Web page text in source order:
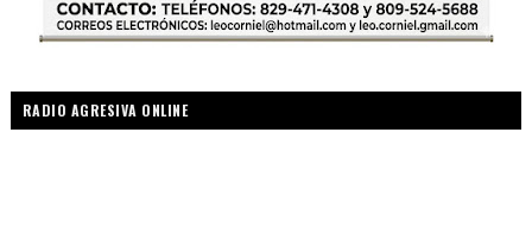
RADIO AGRESIVA ONLINE